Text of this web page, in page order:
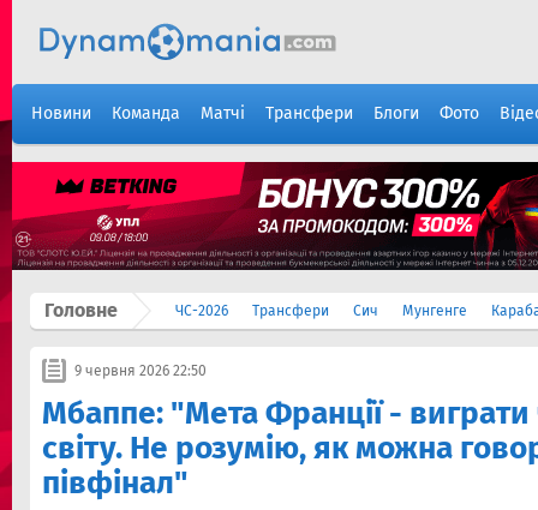
Новини Команда Матчі Трансфери Блоги Фото
Головне ЧС-2026 Трансфери Сич Мунгенге
9 червня 2026 22:50
Мбаппе: "Мета Франції - виграти
світу. Не розумію, як можна
півфінал"